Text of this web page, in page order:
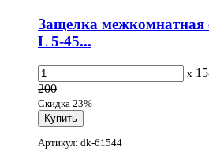
Защелка межкомнатная
L 5-45...
x
200
Скидка 23%
Артикул: dk-61544